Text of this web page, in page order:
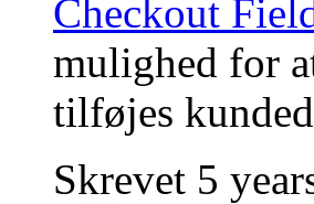
Checkout
mulighed for
tilføjes
Skrevet 5